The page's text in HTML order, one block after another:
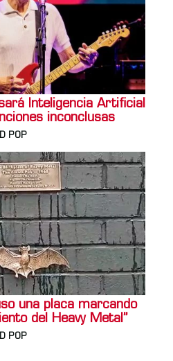
Inteligencia Artificial
inconclusas
POP
una placa marcando
del Heavy Metal”
POP